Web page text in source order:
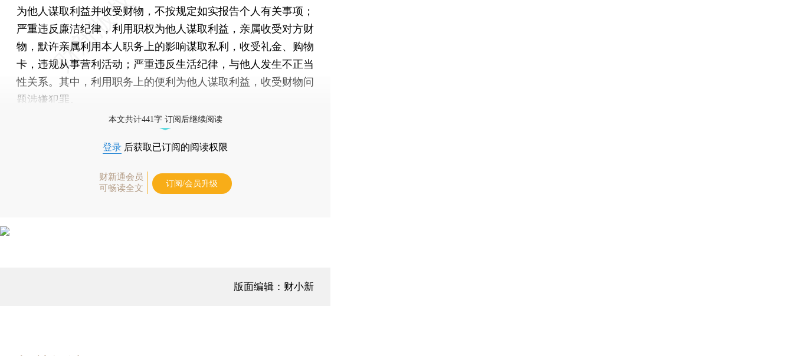
为他人谋取利益并收受财物，不按规定如实报告个人有关事项；
严重违反廉洁纪律，利用职权为他人谋取利益，亲属收受对方财
物，默许亲属利用本人职务上的影响谋取私利，收受礼金、购物
卡，违规从事营利活动；严重违反生活纪律，与他人发生不正当
性关系。其中，利用职务上的便利为他人谋取利益，收受财物问
题涉嫌犯罪。
本文共计441字 订阅后继续阅读
登录 后获取已订阅的阅读权限
财新通会员
可畅读全文
订阅/会员升级
版面编辑：财小新